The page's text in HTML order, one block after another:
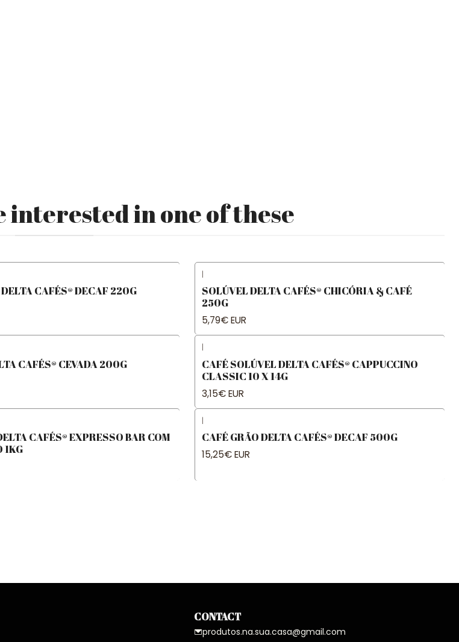
interested in one of these
CAFÉS® DECAF 220G
|
SOLÚVEL DELTA CAFÉS® CHICÓRIA & CAFÉ
250G
5,79€ EUR
CAFÉS® CEVADA 200G
|
CAFÉ SOLÚVEL DELTA CAFÉS® CAPPUCCINO
CLASSIC 10 X 14G
3,15€ EUR
CAFÉS® EXPRESSO BAR COM
1KG
|
CAFÉ GRÃO DELTA CAFÉS® DECAF 500G
15,25€ EUR
CONTACT
produtos.na.sua.casa@gmail.com